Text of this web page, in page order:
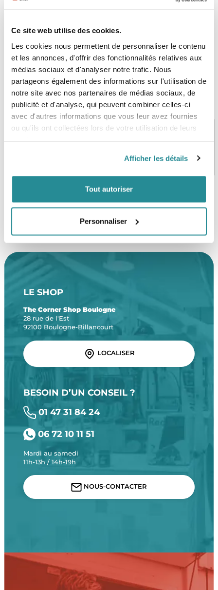
Ce site web utilise des cookies.
Les cookies nous permettent de personnaliser le contenu
et les annonces, d'offrir des fonctionnalités relatives aux
médias sociaux et d'analyser notre trafic. Nous
partageons également des informations sur l'utilisation de
notre site avec nos partenaires de médias sociaux, de
publicité et d'analyse, qui peuvent combiner celles-ci
avec d'autres informations que vous leur avez fournies
ou qu'ils ont collectées lors de votre utilisation de leurs
Afficher les détails
Tout autoriser
Personnaliser
STOCK EN TEMPS RÉEL
Plus de 5000 produits en stock
SERVICE CLIENT
Une équipe de passionnés
FRAIS DE PORT OFFERTS
À partir de 99€ d’achat*
LE SHOP
The Corner Shop Boulogne
28 rue de l'Est
92100 Boulogne-Billancourt
LOCALISER
BESOIN D’UN CONSEIL ?
01 47 31 84 24
06 72 10 11 51
Mardi au samedi
11h-13h / 14h-19h
NOUS-CONTACTER